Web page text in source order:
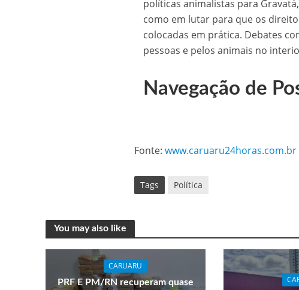
políticas animalistas para
como em lutar para que os
colocadas em prática. Debates
pessoas e pelos animais no
Navegação de
Fonte:www.caruaru24horas.com.br
Tags Política
You may also like
CARUARU
PRF E PM/RN recuperam quase